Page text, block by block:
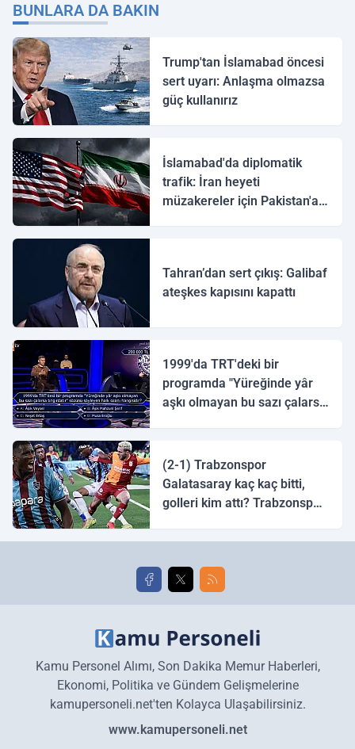
BUNLARA DA BAKIN
Trump'tan İslamabad öncesi
sert uyarı: Anlaşma olmazsa
güç kullanırız
İslamabad'da diplomatik
trafik: İran heyeti
müzakereler için Pakistan'a
Tahran’dan sert çıkış: Galibaf
ateşkes kapısını kapattı
1999'da TRT'deki bir
programda "Yüreğinde yâr
aşkı olmayan bu sazı çalarsa
(2-1) Trabzonspor
Galatasaray kaç kaç bitti,
golleri kim attı? Trabzonspor
golleri!
Kamu Personel Alımı, Son Dakika Memur Haberleri,
Ekonomi, Politika ve Gündem Gelişmelerine
kamupersoneli.net'ten Kolayca Ulaşabilirsiniz.
www.kamupersoneli.net